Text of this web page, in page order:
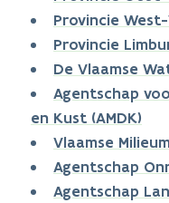
Provincie
Provincie
De Vlaamse
Agentschap
en Kust (AMDK)
Vlaamse
Agentschap
Agentschap